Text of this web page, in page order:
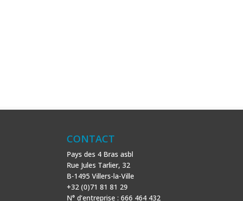
CONTACT
Pays des 4 Bras asbl
Rue Jules Tarlier, 32
B-1495 Villers-la-Ville
+32 (0)71 81 81 29
N° d’entreprise : 666 464 432